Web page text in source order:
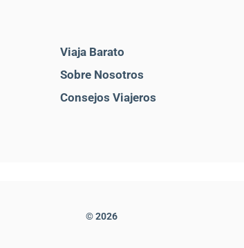
Viaja Barato
Sobre Nosotros
Consejos Viajeros
© 2026